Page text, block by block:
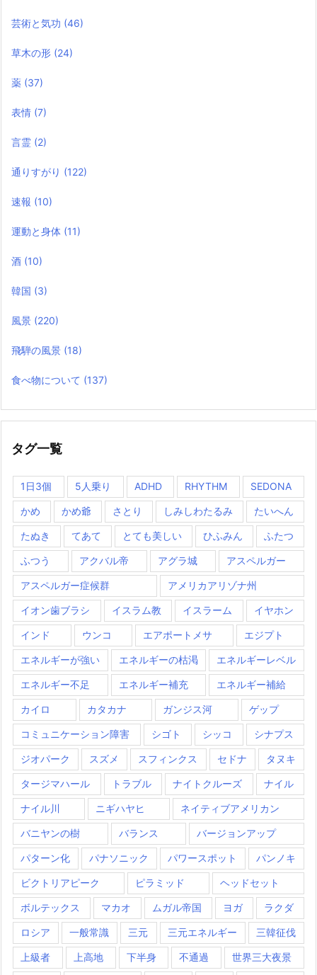
芸術と気功 (46)
草木の形 (24)
薬 (37)
表情 (7)
言霊 (2)
通りすがり (122)
速報 (10)
運動と身体 (11)
酒 (10)
韓国 (3)
風景 (220)
飛騨の風景 (18)
食べ物について (137)
タグ一覧
1日3個 5人乗り ADHD RHYTHM SEDONA
かめ かめ爺 さとり しみしわたるみ たいへん
たぬき てあて とても美しい ひふみん ふたつ
ふつう アクバル帝 アグラ城 アスペルガー
アスペルガー症候群 アメリカアリゾナ州
イオン歯ブラシ イスラム教 イスラーム イヤホン
インド ウンコ エアポートメサ エジプト
エネルギーが強い エネルギーの枯渇 エネルギーレベル
エネルギー不足 エネルギー補充 エネルギー補給
カイロ カタカナ ガンジス河 ゲップ
コミュニケーション障害 シゴト シッコ シナプス
ジオパーク スズメ スフィンクス セドナ タヌキ
タージマハール トラブル ナイトクルーズ ナイル
ナイル川 ニギハヤヒ ネイティブアメリカン
バニヤンの樹 バランス バージョンアップ
パターン化 パナソニック パワースポット パンノキ
ビクトリアピーク ピラミッド ヘッドセット
ボルテックス マカオ ムガル帝国 ヨガ ラクダ
ロシア 一般常識 三元 三元エネルギー 三韓征伐
上級者 上高地 下半身 不通過 世界三大夜景